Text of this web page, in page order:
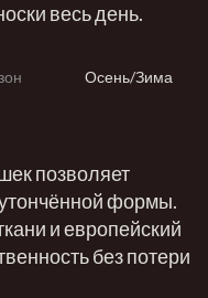
весь день.
Осень/Зима
позволяет
формы.
и европейский
без потери